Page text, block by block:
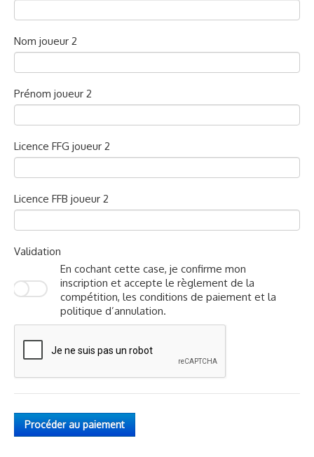
Nom joueur 2
Prénom joueur 2
Licence FFG joueur 2
Licence FFB joueur 2
Validation
En cochant cette case, je confirme mon
inscription et accepte le règlement de la
compétition, les conditions de paiement et la
politique d’annulation.
Procéder au paiement